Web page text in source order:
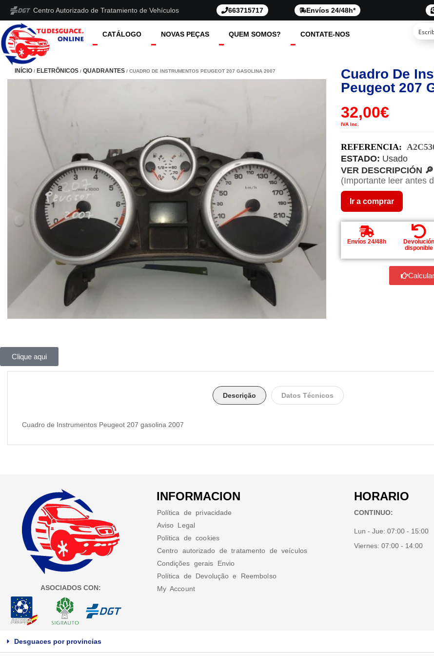
Centro Autorizado de Tratamiento de Vehículos 663715717 Envíos 24/48h*
CATÁLOGO NOVAS PEÇAS QUEM SOMOS? CONTATE-NOS
INÍCIO / ELETRÔNICOS / QUADRANTES / CUADRO DE INSTRUMENTOS PEUGEOT 207 GASOLINA 2007
Cuadro De
Peugeot 207
32,00€
IVA Inc.
REFERENCIA:
ESTADO: Usado
VER DESCRIPCIÓN 🔎
(Importante leer antes
Ir a comprar
Envíos 24/48h
Devolución
disponible
Clique aqui
Descrição Datos Técnicos
Cuadro de Instrumentos Peugeot 207 gasolina 2007
ASOCIADOS CON:
INFORMACION
Política de privacidade
Aviso Legal
Política de cookies
Centro autorizado de tratamento de veículos
Condições gerais Envio
Política de Devolução e Reembolso
My Account
HORARIO
CONTINUO:
Lun - Jue:07:00 - 15:00
Viernes:07:00 - 14:00
Desguaces por provincias